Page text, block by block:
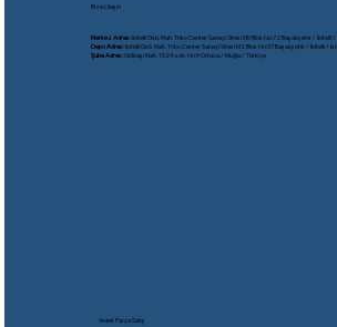
Bize Ulaşın
Merkez Adres:İkitelli Osb. Mah. Triko Center Sanayi Sitesi M5 Blok No:72 Başakşehir / İkitelli
Depo Adres:İkitelli Osb. Mah. Triko Center Sanayi Sitesi M2 Blok No:37 Başakşehir / İkitelli /
Şube Adres:Gölbaşı Mah. 1524 sok. No:9 Ortaca / Muğla / Türkiye
Yedek Parça Satış